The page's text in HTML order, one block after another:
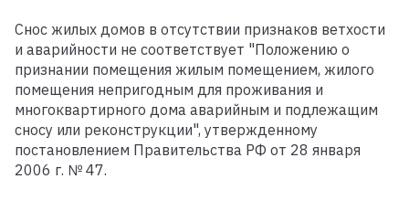
Снос жилых домов в отсутствии признаков ветхости
и аварийности не соответствует "Положению о
признании помещения жилым помещением, жилого
помещения непригодным для проживания и
многоквартирного дома аварийным и подлежащим
сносу или реконструкции", утвержденному
постановлением Правительства РФ от 28 января
2006 г. № 47.